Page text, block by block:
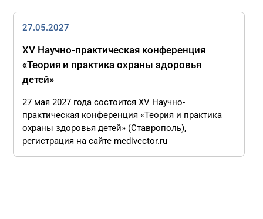
27.05.2027
XV Научно-практическая конференция
«Теория и практика охраны здоровья
детей»
27 мая 2027 года состоится XV Научно-
практическая конференция «Теория и практика
охраны здоровья детей» (Ставрополь),
регистрация на сайте medivector.ru